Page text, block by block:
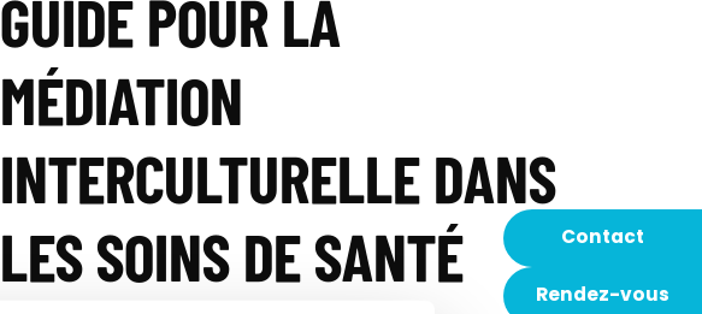
Contact
Rendez-vous
GUIDE POUR LA
MÉDIATION
INTERCULTURELLE DANS
LES SOINS DE SANTÉ